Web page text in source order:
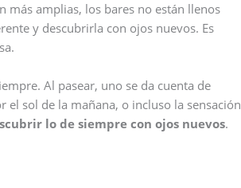
más amplias, los bares no están llenos
y descubrirla con ojos nuevos. Es
Al pasear, uno se da cuenta de
sol de la mañana, o incluso la sensación
lo de siempre con ojos nuevos.